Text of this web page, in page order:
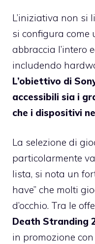
L’iniziativa non si
si configura come
abbraccia l’intero
includendo
L’obiettivo di
accessibili sia i
che i dispositivi
La selezione di
particolarmente
lista, si nota un
have” che molti
d’occhio. Tra le
Death Stranding
in promozione